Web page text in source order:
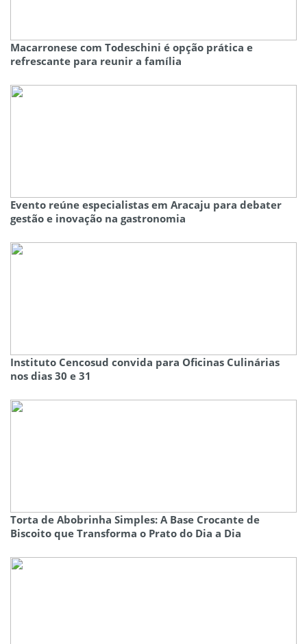
Macarronese com Todeschini é opção prática e
refrescante para reunir a família
Evento reúne especialistas em Aracaju para debater
gestão e inovação na gastronomia
Instituto Cencosud convida para Oficinas Culinárias
nos dias 30 e 31
Torta de Abobrinha Simples: A Base Crocante de
Biscoito que Transforma o Prato do Dia a Dia